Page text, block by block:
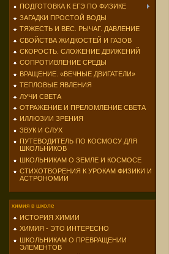
ПОДГОТОВКА К ЕГЭ ПО ФИЗИКЕ
ЗАГАДКИ ПРОСТОЙ ВОДЫ
ТЯЖЕСТЬ И ВЕС. РЫЧАГ. ДАВЛЕНИЕ
СВОЙСТВА ЖИДКОСТЕЙ И ГАЗОВ
СКОРОСТЬ. СЛОЖЕНИЕ ДВИЖЕНИЙ
СОПРОТИВЛЕНИЕ СРЕДЫ
ВРАЩЕНИЕ. «ВЕЧНЫЕ ДВИГАТЕЛИ»
ТЕПЛОВЫЕ ЯВЛЕНИЯ
ЛУЧИ СВЕТА
ОТРАЖЕНИЕ И ПРЕЛОМЛЕНИЕ СВЕТА
ИЛЛЮЗИИ ЗРЕНИЯ
ЗВУК И СЛУХ
ПУТЕВОДИТЕЛЬ ПО КОСМОСУ ДЛЯ
ШКОЛЬНИКОВ
ШКОЛЬНИКАМ О ЗЕМЛЕ И КОСМОСЕ
СТИХОТВОРЕНИЯ К УРОКАМ ФИЗИКИ И
АСТРОНОМИИ
химия в школе
ИСТОРИЯ ХИМИИ
ХИМИЯ - ЭТО ИНТЕРЕСНО
ШКОЛЬНИКАМ О ПРЕВРАЩЕНИИ
ЭЛЕМЕНТОВ